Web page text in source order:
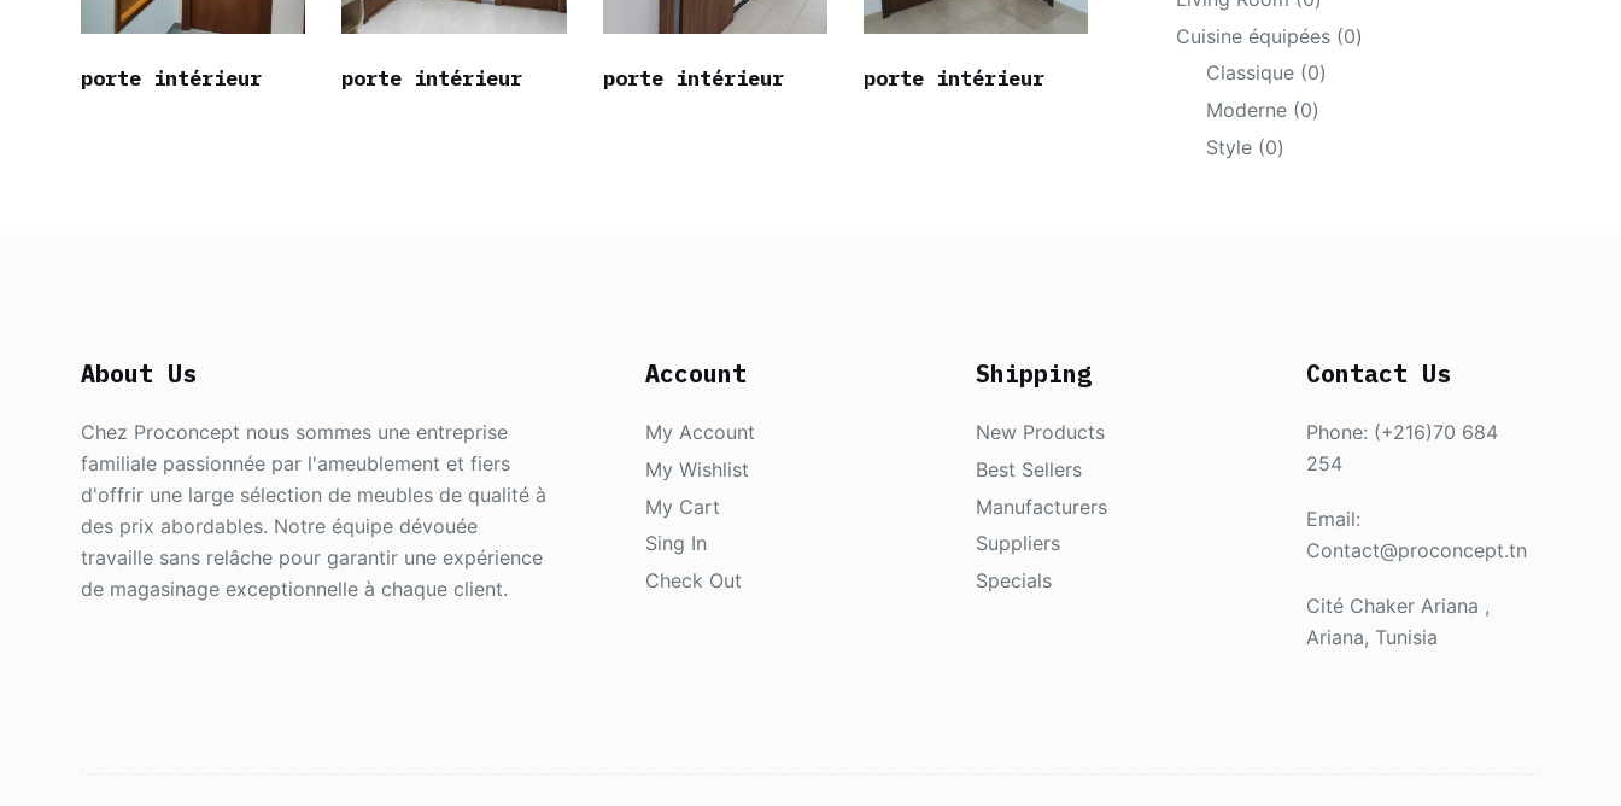
porte intérieur porte intérieur porte intérieur porte intérieur
products
Cuisine équipées 00
Classique 00
Moderne 00
Style 00
About Us
Chez Proconcept nous sommes une entreprise
familiale passionnée par l'ameublement et fiers
d'offrir une large sélection de meubles de qualité à
des prix abordables. Notre équipe dévouée
travaille sans relâche pour garantir une expérience
de magasinage exceptionnelle à chaque client.
Account
My Account
My Wishlist
My Cart
Sing In
Check Out
Shipping
New Products
Best Sellers
Manufacturers
Suppliers
Specials
Contact Us
Phone: (+216)70 684
254
Email:
Contact@proconcept.tn
Cité Chaker Ariana ,
Ariana, Tunisia